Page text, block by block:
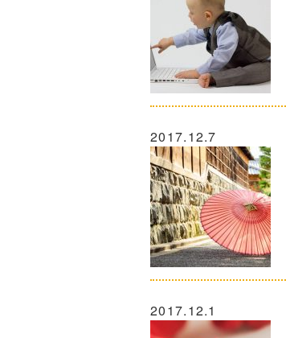
2017.12.7
2017.12.1